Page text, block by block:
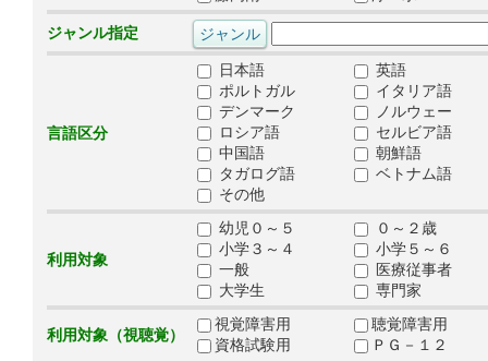
ジャンル指定
言語区分
日本語
英語
ポルトガル
イタリア語
デンマーク
ノルウェー
ロシア語
セルビア語
中国語
朝鮮語
タガログ語
ベトナム語
その他
利用対象
幼児０～５
０～２歳
小学３～４
小学５～６
一般
医療従事者
大学生
専門家
利用対象（視聴覚）
視覚障害用
聴覚障害用
資格試験用
ＰＧ－１２